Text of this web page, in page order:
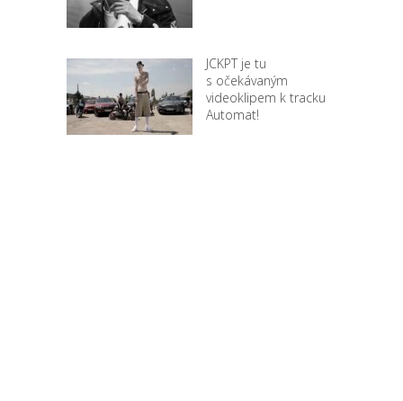
JCKPT je tu
s očekávaným
videoklipem k tracku
Automat!